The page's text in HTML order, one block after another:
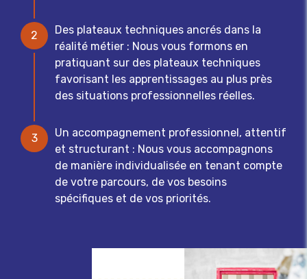
2
Des plateaux techniques ancrés dans la
réalité métier : Nous vous formons en
pratiquant sur des plateaux techniques
favorisant les apprentissages au plus près
des situations professionnelles réelles.
3
Un accompagnement professionnel, attentif
et structurant : Nous vous accompagnons
de manière individualisée en tenant compte
de votre parcours, de vos besoins
spécifiques et de vos priorités.